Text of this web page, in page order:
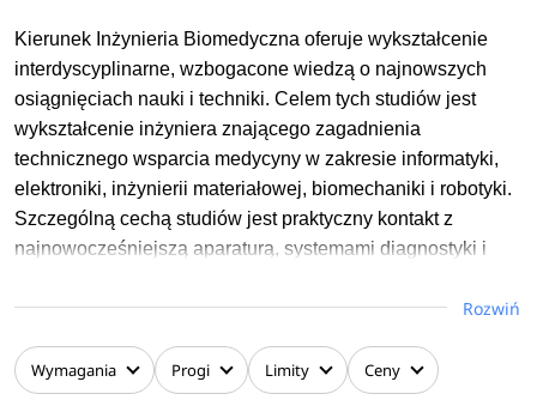
Kierunek Inżynieria Biomedyczna oferuje wykształcenie
interdyscyplinarne, wzbogacone wiedzą o najnowszych
osiągnięciach nauki i techniki. Celem tych studiów jest
wykształcenie inżyniera znającego zagadnienia
technicznego wsparcia medycyny w zakresie informatyki,
elektroniki, inżynierii materiałowej, biomechaniki i robotyki.
Szczególną cechą studiów jest praktyczny kontakt z
najnowocześniejszą aparaturą, systemami diagnostyki i
elektronicznych, informatycznych, telekomunikacyjnych,
Absolwent studiów I stopnia posiada wiedzę z zakresu:
Rozwiń
Wymagania Progi Limity Ceny